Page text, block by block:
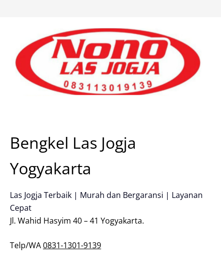
Bengkel Las Jogja
Yogyakarta
Las Jogja Terbaik | Murah dan Bergaransi | Layanan
Cepat
Jl. Wahid Hasyim 40 – 41 Yogyakarta.
Telp/WA0831-1301-9139